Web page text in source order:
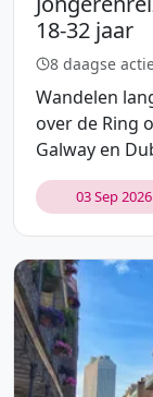
18-32 jaar
8 daagse
Wandelen
over de Ring
Galway en
03 Sep